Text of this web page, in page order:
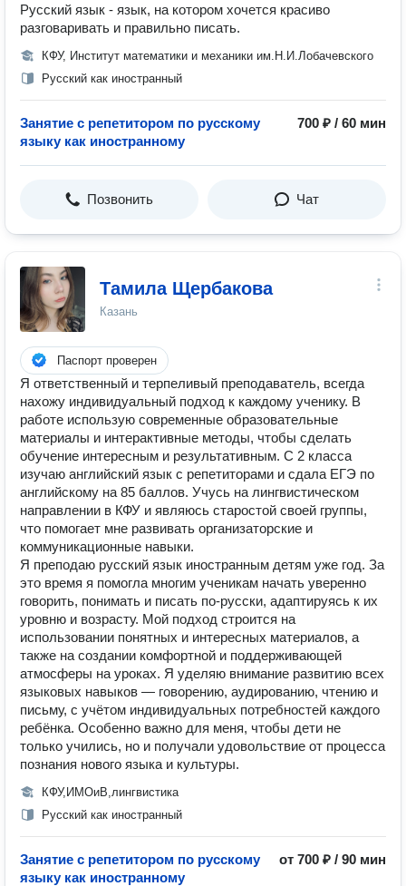
Русский язык - язык, на котором хочется красиво
разговаривать и правильно писать.
КФУ, Институт математики и механики им.Н.И.Лобачевского
Русский как иностранный
Занятие с репетитором по русскому
языку как иностранному
700 ₽ / 60 мин
Позвонить Чат
Тамила Щербакова
Казань
Паспорт проверен
Я ответственный и терпеливый преподаватель, всегда
нахожу индивидуальный подход к каждому ученику. В
работе использую современные образовательные
материалы и интерактивные методы, чтобы сделать
обучение интересным и результативным. С 2 класса
изучаю английский язык с репетиторами и сдала ЕГЭ по
английскому на 85 баллов. Учусь на лингвистическом
направлении в КФУ и являюсь старостой своей группы,
что помогает мне развивать организаторские и
коммуникационные навыки.
Я преподаю русский язык иностранным детям уже год. За
это время я помогла многим ученикам начать уверенно
говорить, понимать и писать по-русски, адаптируясь к их
уровню и возрасту. Мой подход строится на
использовании понятных и интересных материалов, а
также на создании комфортной и поддерживающей
атмосферы на уроках. Я уделяю внимание развитию всех
языковых навыков — говорению, аудированию, чтению и
письму, с учётом индивидуальных потребностей каждого
ребёнка. Особенно важно для меня, чтобы дети не
только учились, но и получали удовольствие от процесса
познания нового языка и культуры.
КФУ,ИМОиВ,лингвистика
Русский как иностранный
Занятие с репетитором по русскому
языку как иностранному
от 700 ₽ / 90 мин